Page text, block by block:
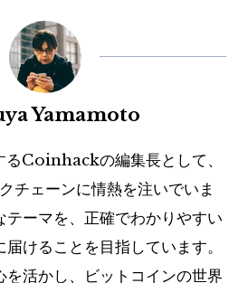
Yamamoto
るCoinhackの編集長として、
チェーンに情熱を注いでいま
テーマを、正確でわかりやすい
けることを目指しています。
を活かし、ビットコインの世界